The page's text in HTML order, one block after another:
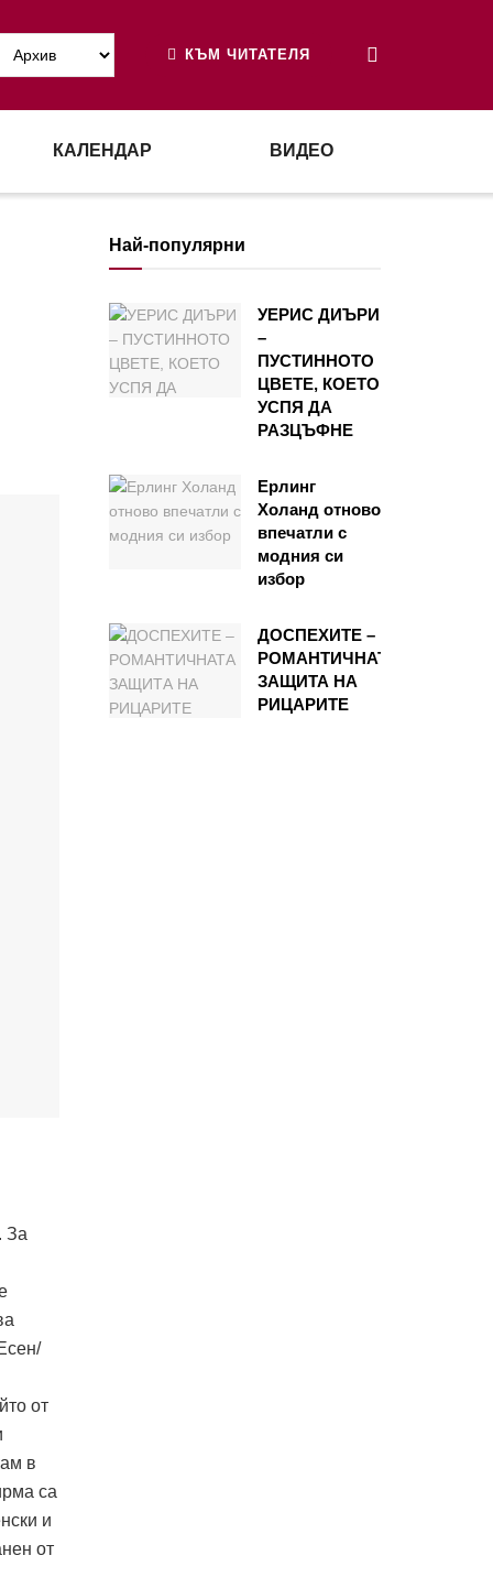
КЪМ ЧИТАТЕЛЯ
КАЛЕНДАР ВИДЕО
За
от
в
са
и
от
Най-популярни
УЕРИС ДИЪРИ
–
ПУСТИННОТО
ЦВЕТЕ, КОЕТО
УСПЯ ДА
РАЗЦЪФНЕ
Ерлинг
Холанд отново
впечатли с
модния си
избор
ДОСПЕХИТЕ –
РОМАНТИЧНАТА
ЗАЩИТА НА
РИЦАРИТЕ